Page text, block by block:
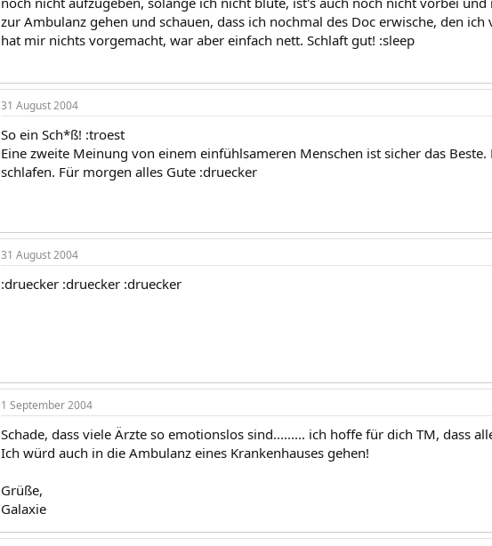
zur Ambulanz gehen und schauen, dass ich nochmal des Doc erwische, den
hat mir nichts vorgemacht, war aber einfach nett. Schlaft gut! :sleep
31 August 2004
So ein Sch*ß! :troest
Eine zweite Meinung von einem einfühlsameren Menschen ist sicher das
schlafen. Für morgen alles Gute :druecker
31 August 2004
:druecker :druecker :druecker
1 September 2004
Schade, dass viele Ärzte so emotionslos sind......... ich hoffe für dich TM, dass
Ich würd auch in die Ambulanz eines Krankenhauses gehen!
Grüße,
Galaxie